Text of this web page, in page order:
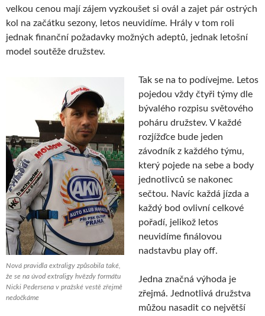
velkou cenou mají zájem vyzkoušet si ovál a zajet pár ostrých
kol na začátku sezony, letos neuvidíme. Hrály v tom roli
jednak finanční požadavky možných adeptů, jednak letošní
model soutěže družstev.
Nová pravidla extraligy způsobila také,
že se na úvod extraligy hvězdy formátu
Nicki Pedersena v pražské vestě zřejmě
nedočkáme
Tak se na to podívejme. Letos
pojedou vždy čtyři týmy dle
bývalého rozpisu světového
poháru družstev. V každé
rozjížďce bude jeden
závodník z každého týmu,
který pojede na sebe a body
jednotlivců se nakonec
sečtou. Navíc každá jízda a
každý bod ovlivní celkové
pořadí, jelikož letos
neuvidíme finálovou
nadstavbu play off.
Jedna značná výhoda je
zřejmá. Jednotlivá družstva
můžou nasadit co největší